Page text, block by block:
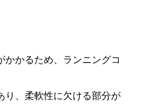
かかるため、ランニングコ
り、柔軟性に欠ける部分が